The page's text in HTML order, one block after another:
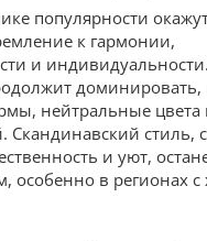
популярности
к гармонии,
и индивидуальности.
доминировать,
нейтральные цвета
Скандинавский стиль,
и уют,
особенно в регионах